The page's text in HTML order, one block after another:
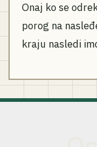
Onaj ko se
porog na
kraju nasledi